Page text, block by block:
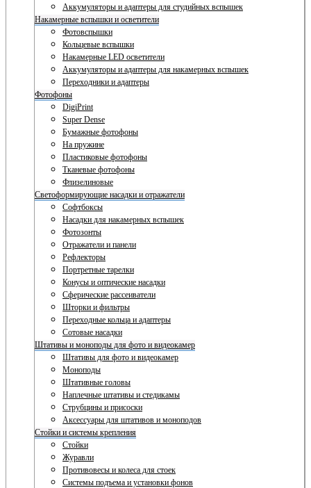
Аккумуляторы и адаптеры для студийных вспышек
Накамерные вспышки и осветители
Фотовспышки
Кольцевые вспышки
Накамерные LED осветители
Аккумуляторы и адаптеры для накамерных вспышек
Переходники и адаптеры
Фотофоны
DigiPrint
Super Dense
Бумажные фотофоны
На пружине
Пластиковые фотофоны
Тканевые фотофоны
Флизелиновые
Светоформирующие насадки и отражатели
Софтбоксы
Насадки для накамерных вспышек
Фотозонты
Отражатели и панели
Рефлекторы
Портретные тарелки
Конусы и оптические насадки
Сферические рассеиватели
Шторки и фильтры
Переходные кольца и адаптеры
Сотовые насадки
Штативы и моноподы для фото и видеокамер
Штативы для фото и видеокамер
Моноподы
Штативные головы
Наплечные штативы и стедикамы
Струбцины и присоски
Аксессуары для штативов и моноподов
Стойки и системы крепления
Стойки
Журавли
Противовесы и колеса для стоек
Системы подъема и установки фонов